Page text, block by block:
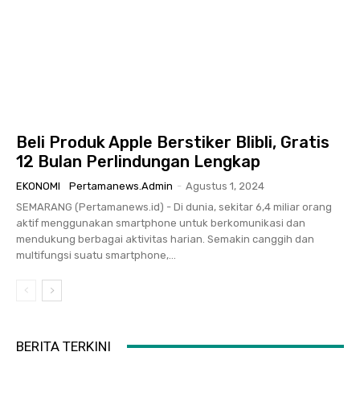
Beli Produk Apple Berstiker Blibli, Gratis
12 Bulan Perlindungan Lengkap
EKONOMI Pertamanews.admin - Agustus 1, 2024
SEMARANG (Pertamanews.id) - Di dunia, sekitar 6,4 miliar orang
aktif menggunakan smartphone untuk berkomunikasi dan
mendukung berbagai aktivitas harian. Semakin canggih dan
multifungsi suatu smartphone,...
BERITA TERKINI